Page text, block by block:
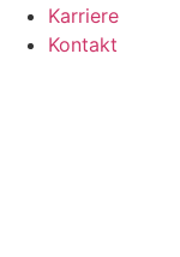
Karriere
Kontakt